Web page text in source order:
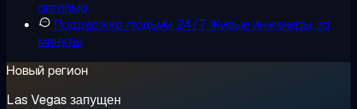
аптайма
Поддержка людьми 24/7Живые инженеры, за
минуты
Новый регион
Las Vegas запущен